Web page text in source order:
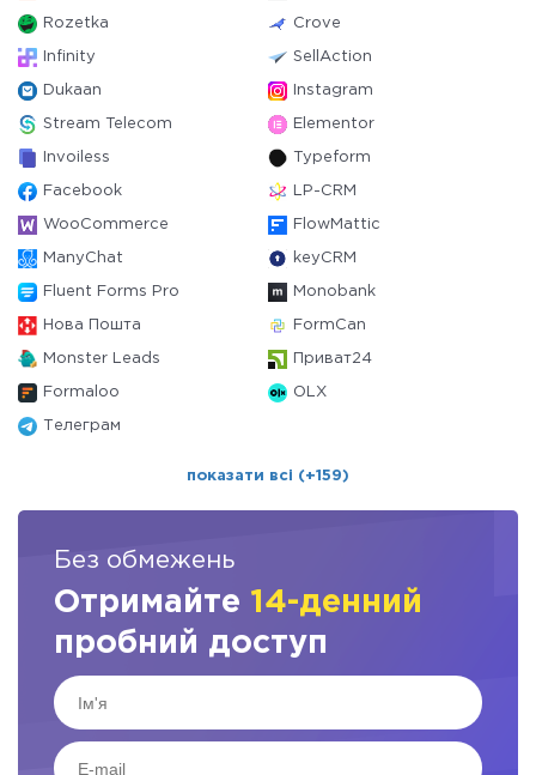
Rozetka Crove
Infinity SellAction
Dukaan Instagram
Stream Telecom Elementor
Invoiless Typeform
Facebook LP-CRM
WooCommerce FlowMattic
ManyChat keyCRM
Fluent Forms Pro Monobank
Нова Пошта FormCan
Monster Leads Приват24
Formaloo OLX
Телеграм
показати всі (+159)
Без обмежень
Отримайте 14-денний
пробний доступ